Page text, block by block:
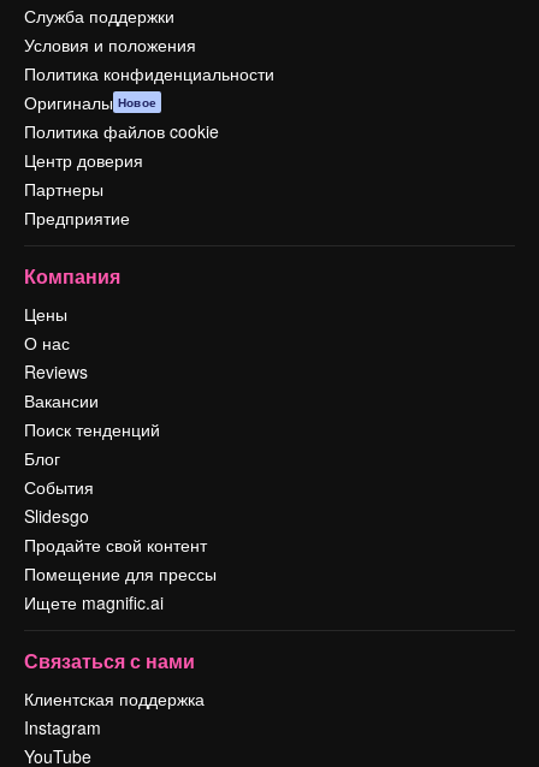
Служба поддержки
Условия и положения
Политика конфиденциальности
Оригиналы Новое
Политика файлов cookie
Центр доверия
Партнеры
Предприятие
Компания
Цены
О нас
Reviews
Вакансии
Поиск тенденций
Блог
События
Slidesgo
Продайте свой контент
Помещение для прессы
Ищете magnific.ai
Связаться с нами
Клиентская поддержка
Instagram
YouTube